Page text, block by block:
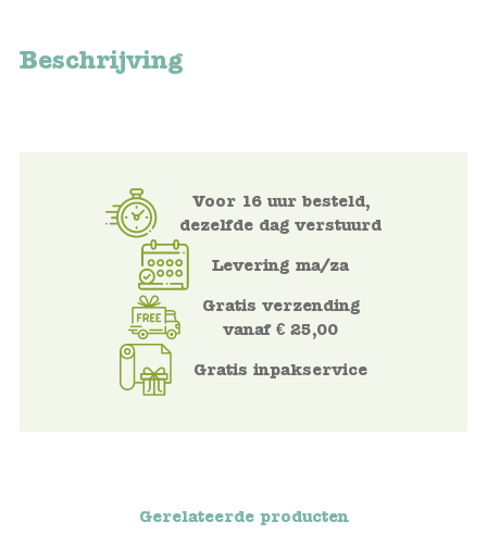
Terra Kids
Beschrijving
Voor 16 uur besteld,
dezelfde dag verstuurd
Levering ma/za
Gratis verzending
vanaf € 25,00
Gratis inpakservice
Gerelateerde producten